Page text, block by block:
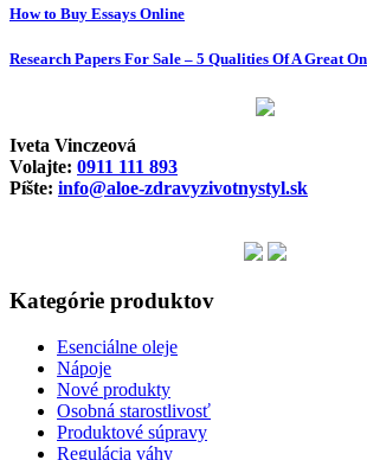
How to Buy Essays Online
Research Papers For Sale – 5 Qualities Of A Great
Iveta Vinczeová
Volajte: 0911 111 893
Píšte: info@aloe-zdravyzivotnystyl.sk
Kategórie produktov
Esenciálne oleje
Nápoje
Nové produkty
Osobná starostlivosť
Produktové súpravy
Regulácia váhy